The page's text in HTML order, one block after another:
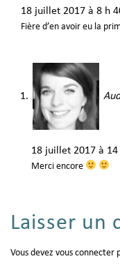
18 juillet 2017 à 8 h
Fière d’en avoir eu la
18 juillet 2017 à
Merci encore
Laisser un
Vous devez vous connecter